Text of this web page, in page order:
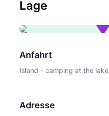
Lage
Anfahrt
Island - camping at the lake
Adresse